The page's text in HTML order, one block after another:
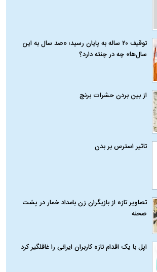
توقیف ۲۰ ساله به پایان رسید؛ «صد سال به این
سال‌ها» چه در چنته دارد؟
از بین بردن حشرات برنج
تاثیر استرس بر بدن
تصاویر تازه از بازیگران زن بامداد خمار در پشت
صحنه
اپل با یک اقدام تازه کاربران ایرانی را غافلگیر کرد